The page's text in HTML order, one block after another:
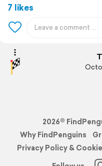
7 likes
2026©
Why FindPenguins
Privacy Policy &